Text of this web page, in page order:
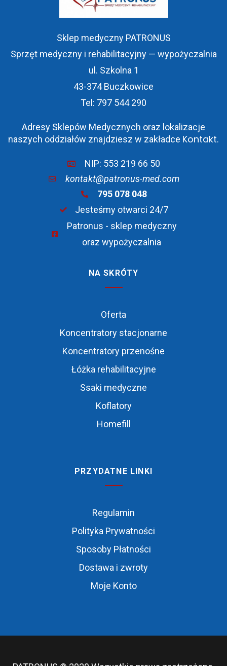
Sklep medyczny PATRONUS
Sprzęt medyczny i rehabilitacyjny — wypożyczalnia
ul. Szkolna 1
43-374 Buczkowice
Tel: 797 544 290
Adresy Sklepów Medycznych oraz lokalizacje
naszych oddziałów znajdziesz w zakładce Kontakt.
NIP: 553 219 66 50
kontakt@patronus-med.com
795 078 048
Jesteśmy otwarci 24/7
Patronus - sklep medyczny
oraz wypożyczalnia
NA SKRÓTY
Oferta
Koncentratory stacjonarne
Koncentratory przenośne
Łóżka rehabilitacyjne
Ssaki medyczne
Koflatory
Homefill
PRZYDATNE LINKI
Regulamin
Polityka Prywatności
Sposoby Płatności
Dostawa i zwroty
Moje Konto